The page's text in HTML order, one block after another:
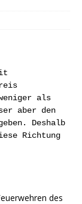
als
aber den
Deshalb
Richtung
des